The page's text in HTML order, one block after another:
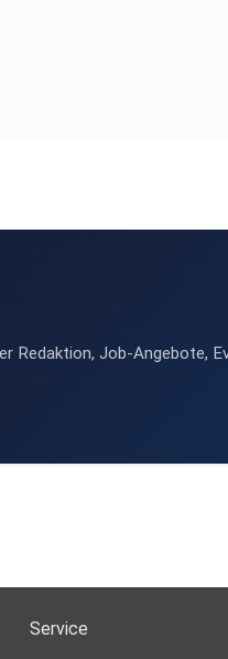
Redaktion, Job-Angebote,
Service